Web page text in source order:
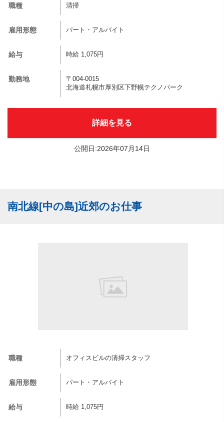
職種 清掃
雇用形態 パート・アルバイト
給与 時給 1,075円
勤務地
〒004-0015
北海道札幌市厚別区下野幌テクノパーク
詳細を見る
公開日:2026年07月14日
南北線[中の島]近郊のお仕事
職種 オフィスビルの清掃スタッフ
雇用形態 パート・アルバイト
給与 時給 1,075円